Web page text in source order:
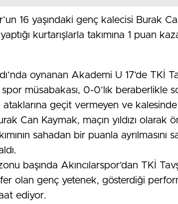
16 yaşındaki genç kalecisi Burak
kurtarışlarla takımına 1 puan
oynanan Akademi U 17’de TKİ
müsabakası, 0-0’lık beraberlikle
ataklarına geçit vermeyen ve
Can Kaymak, maçın yıldızı olarak
sahadan bir puanla ayrılmasını
başında Akıncılarspor’dan TKİ
olan genç yetenek, gösterdiği
ediyor.